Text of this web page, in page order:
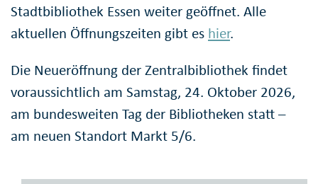
Stadtbibliothek Essen weiter geöffnet. Alle
aktuellen Öffnungszeiten gibt es hier.
Die Neueröffnung der Zentralbibliothek findet
voraussichtlich am Samstag, 24. Oktober 2026,
am bundesweiten Tag der Bibliotheken statt –
am neuen Standort Markt 5/6.